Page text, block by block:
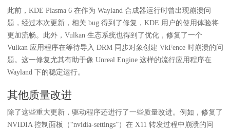
此前，KDE Plasma 6 在作为 Wayland 合成器运行时曾出现崩溃问
题，经过本次更新，相关 bug 得到了修复，KDE 用户的使用体验将
更加流畅。此外，Vulkan 生态系统也得到了优化，修复了一个
Vulkan 应用程序在等待导入 DRM 同步对象创建 VkFence 时崩溃的问
题。这一修复尤其有助于像 Unreal Engine 这样的流行应用程序在
Wayland 下的稳定运行。
其他质量改进
除了这些重大更新，驱动程序还进行了一些质量改进。例如，修复了
NVIDIA 控制面板（“nvidia-settings”）在 X11 转发过程中崩溃的问